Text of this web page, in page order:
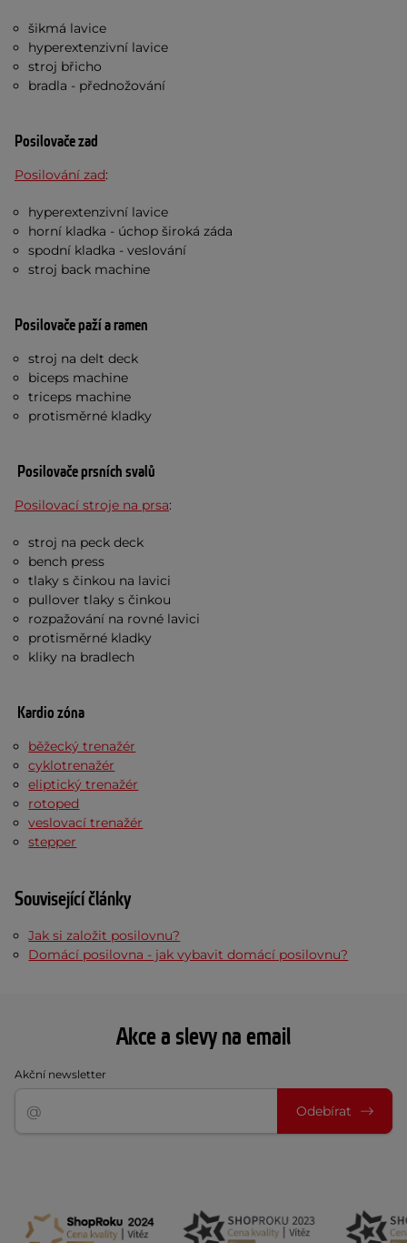
šikmá lavice
hyperextenzivní lavice
stroj břicho
bradla - přednožování
Posilovače zad
Posilování zad:
hyperextenzivní lavice
horní kladka - úchop široká záda
spodní kladka - veslování
stroj back machine
Posilovače paží a ramen
stroj na delt deck
biceps machine
triceps machine
protisměrné kladky
Posilovače prsních svalů
Posilovací stroje na prsa:
stroj na peck deck
bench press
tlaky s činkou na lavici
pullover tlaky s činkou
rozpažování na rovné lavici
protisměrné kladky
kliky na bradlech
Kardio zóna
běžecký trenažér
cyklotrenažér
eliptický trenažér
rotoped
veslovací trenažér
stepper
Související články
Jak si založit posilovnu?
Domácí posilovna - jak vybavit domácí posilovnu?
Akce a slevy na email
Akční newsletter
Odebírat